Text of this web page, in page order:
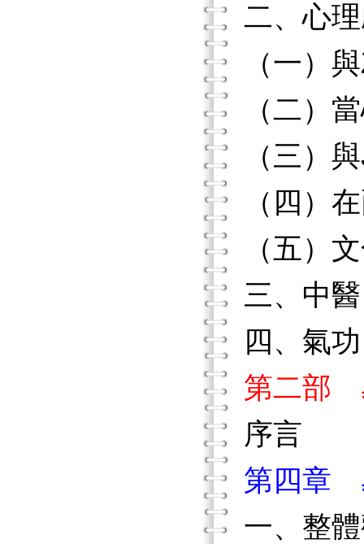
二、心
（一）
（二）
（三）
（四）
（五）
三、中醫
四、氣功
第二部
序言
第四章
一、整